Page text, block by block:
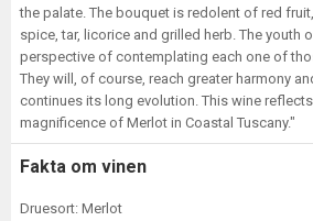
the palate. The bouquet is redolent of red
spice, tar, licorice and grilled herb. The youth
perspective of contemplating each one of
They will, of course, reach greater harmony
continues its long evolution. This wine
magnificence of Merlot in Coastal Tuscany."
Fakta om vinen
Druesort: Merlot